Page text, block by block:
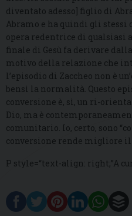
diventato adesso] figlio di
Abramo e ha quindi gli
opera redentrice di qualsiasi
finale di Gesù fa derivare
motivo della relazione che
l’episodio di Zaccheo non è
bensì la normalità. Questo
conversione è, sì, un ri-
Dio, ma è
comunitario. Io, certo, sono
conversione rende migliore
P style=“text-align: right;”A